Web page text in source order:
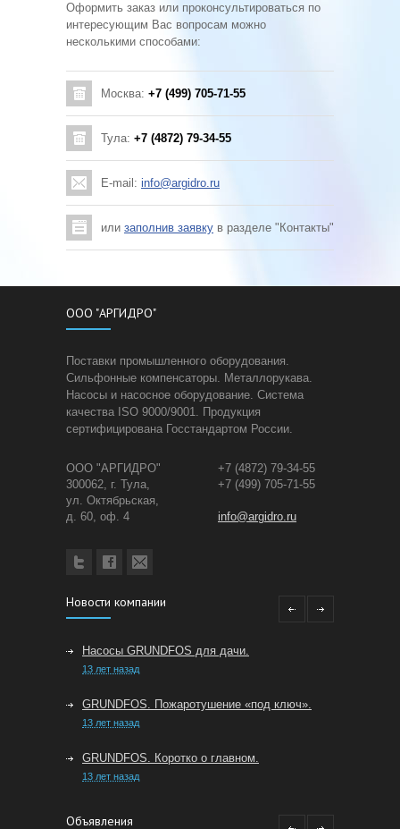
Оформить заказ или проконсультироваться по
интересующим Вас вопросам можно
несколькими способами:
Москва: +7 (499) 705-71-55
Тула: +7 (4872) 79-34-55
E-mail: info@argidro.ru
или заполнив заявку в разделе "Контакты"
ООО "АРГИДРО"
Поставки промышленного оборудования.
Сильфонные компенсаторы. Металлорукава.
Насосы и насосное оборудование. Система
качества ISO 9000/9001. Продукция
сертифицирована Госстандартом России.
ООО "АРГИДРО"
+7 (4872) 79-34-55
300062, г. Тула,
+7 (499) 705-71-55
ул. Октябрьская,
д. 60, оф. 4
info@argidro.ru
Новости компании
Насосы GRUNDFOS для дачи.
13 лет назад
GRUNDFOS. Пожаротушение «под ключ».
13 лет назад
GRUNDFOS. Коротко о главном.
13 лет назад
Объявления